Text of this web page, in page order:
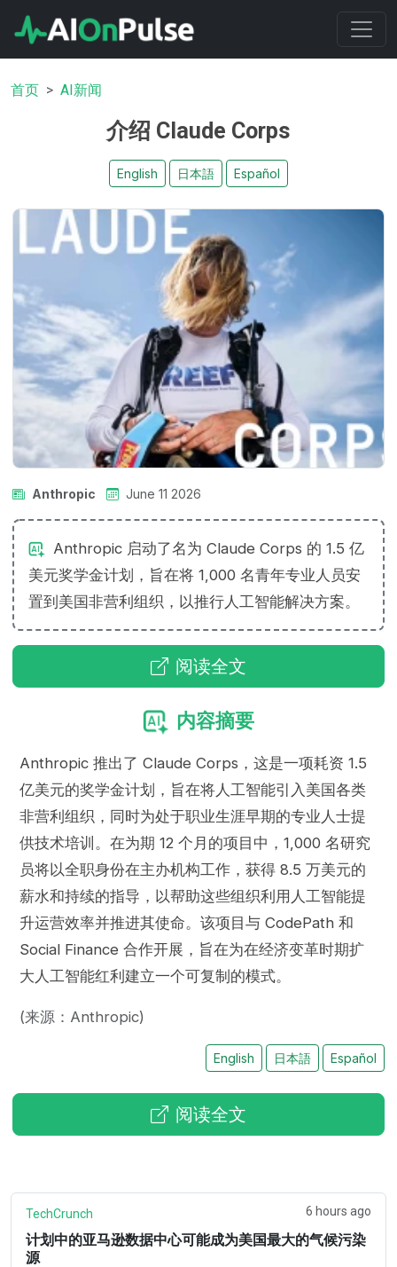
首页 AI新闻
介绍 Claude Corps
English 日本語 Español
Anthropic June 11 2026
Anthropic 启动了名为 Claude Corps 的 1.5 亿
美元奖学金计划，旨在将 1,000 名青年专业人员安
置到美国非营利组织，以推行人工智能解决方案。
阅读全文
内容摘要
Anthropic 推出了 Claude Corps，这是一项耗资 1.5
亿美元的奖学金计划，旨在将人工智能引入美国各类
非营利组织，同时为处于职业生涯早期的专业人士提
供技术培训。在为期 12 个月的项目中，1,000 名研究
员将以全职身份在主办机构工作，获得 8.5 万美元的
薪水和持续的指导，以帮助这些组织利用人工智能提
升运营效率并推进其使命。该项目与 CodePath 和
Social Finance 合作开展，旨在为在经济变革时期扩
大人工智能红利建立一个可复制的模式。
(来源：Anthropic)
English 日本語 Español
阅读全文
TechCrunch 6 hours ago
计划中的亚马逊数据中心可能成为美国最大的气候污染
源